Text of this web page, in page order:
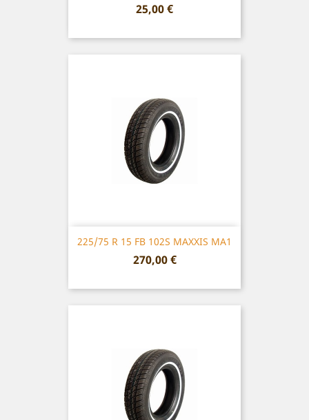
Prix
25,00 €
225/75 R 15 FB 102S MAXXIS MA1
Prix
270,00 €